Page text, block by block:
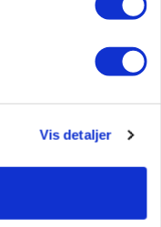
Vis detaljer